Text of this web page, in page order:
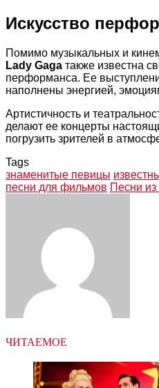
Искусство
Помимо музыкальных и
Lady Gaga также известна
перформанса. Ее
наполнены энергией,
Артистичность и
делают ее концерты
погрузить зрителей в
Tags
знаменитые певицы
песни для фильмов Песни
ЧИТАЕМОЕ